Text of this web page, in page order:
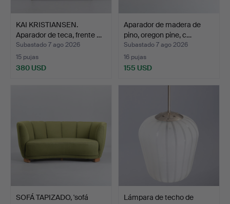
KAI KRISTIANSEN.
Aparador de teca, frente …
Subastado 7 ago 2026
15 pujas
380 USD
Aparador de madera de
pino, oregon pine, c…
Subastado 7 ago 2026
16 pujas
155 USD
SOFÁ TAPIZADO, 'sofá
Lámpara de techo de